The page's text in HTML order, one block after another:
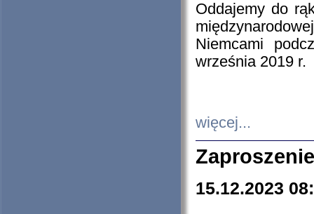
Oddajemy do
Niemcami
września 2019 r.
więcej...
15.12.2023